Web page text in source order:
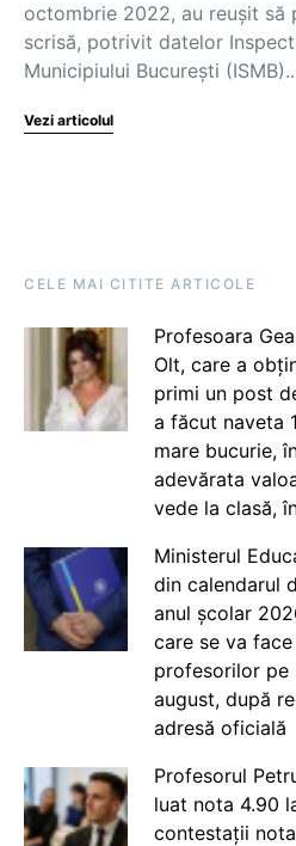
octombrie 2022, au reușit să
scrisă, potrivit datelor
Municipiului București
Vezi articolul
CELE MAI CITITE ARTICOLE
Profesoara
Olt, care a
primi un post
a făcut naveta
mare bucurie,
adevărata
vede la clasă,
Ministerul
din calendarul
anul școlar
care se va
profesorilor pe
august, după
adresă oficială
Profesorul
luat nota 4.90
contestații